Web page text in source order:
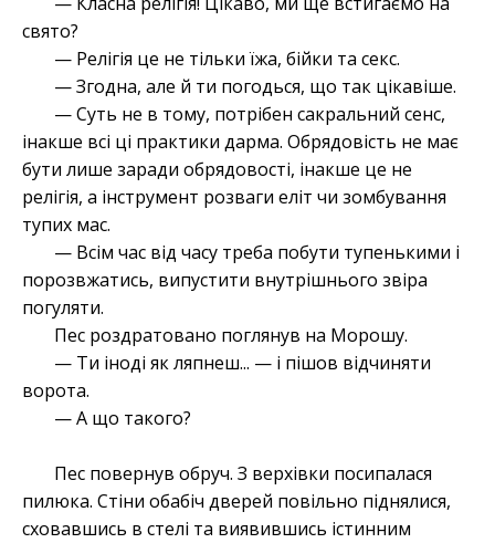
свято?
— Релігія це не тільки їжа, бійки та секс.
— Згодна, але й ти погодься, що так цікавіше.
— Суть не в тому, потрібен сакральний сенс,
інакше всі ці практики дарма. Обрядовість не має
бути лише заради обрядовості, інакше це не
релігія, а інструмент розваги еліт чи зомбування
тупих мас.
— Всім час від часу треба побути тупенькими і
порозвжатись, випустити внутрішнього звіра
погуляти.
Пес роздратовано поглянув на Морошу.
— Ти іноді як ляпнеш... — і пішов відчиняти
ворота.
— А що такого?
Пес повернув обруч. З верхівки посипалася
пилюка. Стіни обабіч дверей повільно піднялися,
сховавшись в стелі та виявившись істинним